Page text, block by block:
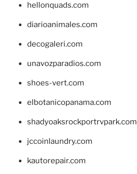
hellonquads.com
diarioanimales.com
decogaleri.com
unavozparadios.com
shoes-vert.com
elbotanicopanama.com
shadyoaksrockportrvpark.com
jccoinlaundry.com
kautorepair.com